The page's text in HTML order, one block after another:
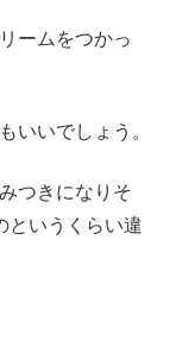
ームをつかっ
いいでしょう。
つきになりそ
というくらい違